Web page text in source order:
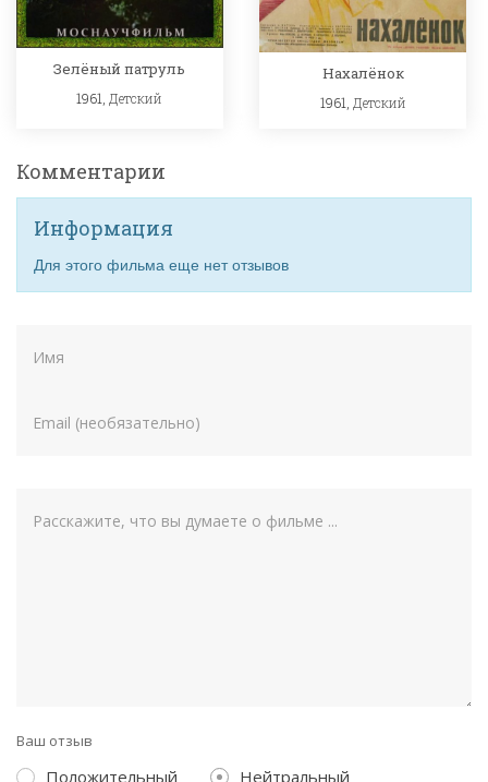
Зелёный патруль
1961, Детский
Нахалёнок
1961, Детский
Комментарии
Информация
Для этого фильма еще нет отзывов
Ваш отзыв
Положительный
Нейтральный